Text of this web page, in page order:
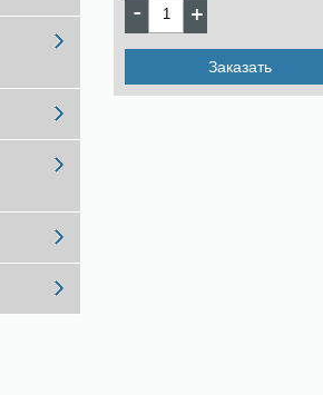
Заказать